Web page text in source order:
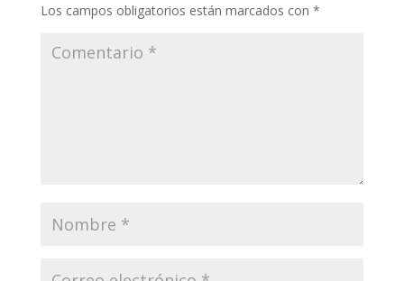
Los campos obligatorios están marcados con *